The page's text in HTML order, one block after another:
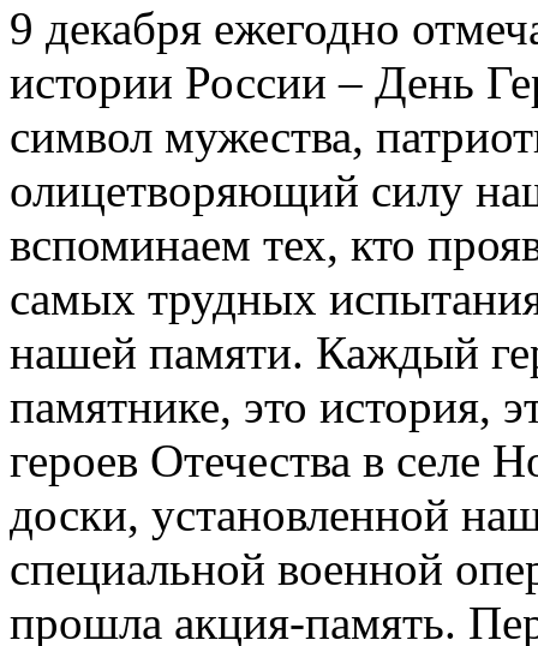
9 декабря ежегодно
истории России – День
символ мужества,
олицетворяющий силу
вспоминаем тех, кто
самых трудных
нашей памяти. Каждый
памятнике, это история,
героев Отечества в селе
доски, установленной
специальной военной
прошла акция-память.